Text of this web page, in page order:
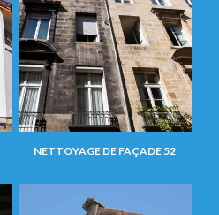
NETTOYAGE DE FAÇADE 52